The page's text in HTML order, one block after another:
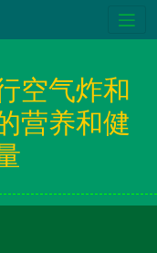
空气炸和
营养和健